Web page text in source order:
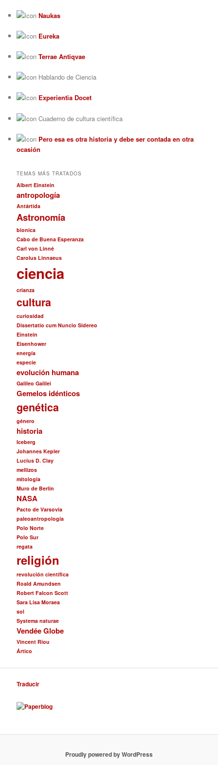
Naukas
Eureka
Terrae Antiqvae
Hablando de Ciencia
Experientia Docet
Cuaderno de cultura científica
Pero esa es otra historia y debe ser contada en otra
ocasión
TEMAS MÁS TRATADOS
Albert Einstein
antropología
Antártida
Astronomía
bionica
Cabo de Buena Esperanza
Carl von Linné
Carolus Linnaeus
ciencia
crianza
cultura
curiosidad
Dissertatio cum Nuncio Sidereo
Einstein
Eisenhower
energía
especie
evolución humana
Galileo Galilei
Gemelos idénticos
genética
género
historia
Iceberg
Johannes Kepler
Lucius D. Clay
mellizos
mitología
Muro de Berlín
NASA
Pacto de Varsovia
paleoantropología
Polo Norte
Polo Sur
regata
religión
revolución científica
Roald Amundsen
Robert Falcon Scott
Sara Lisa Moraea
sol
Systema naturae
Vendée Globe
Vincent Riou
Ártico
Traducir
Proudly powered by WordPress